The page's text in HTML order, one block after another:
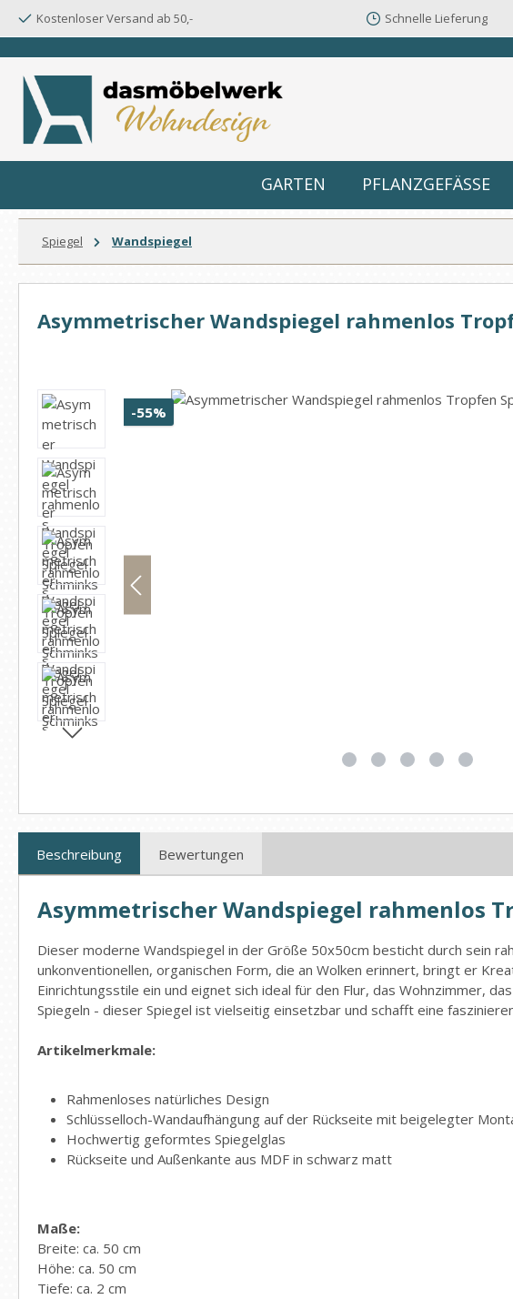
Hauptinhalt springen
Zur Suche springen
Zur Hauptnavigation springen
Kostenloser Versand ab 50,- Schnelle Lieferung
GARTEN PFLANZGEFÄSSE
Spiegel Wandspiegel
Asymmetrischer Wandspiegel rahmenlos
Bildergalerie überspringen
-55% Rabatt
Beschreibung Bewertungen
Asymmetrischer Wandspiegel rahmenlos
Dieser moderne Wandspiegel in der Größe 50x50cm besticht durch sein
unkonventionellen, organischen Form, die an Wolken erinnert, bringt er
Einrichtungsstile ein und eignet sich ideal für den Flur, das Wohnzimmer,
Spiegeln - dieser Spiegel ist vielseitig einsetzbar und schafft eine
Artikelmerkmale:
Rahmenloses natürliches Design
Schlüsselloch-Wandaufhängung auf der Rückseite mit beigelegter
Hochwertig geformtes Spiegelglas
Rückseite und Außenkante aus MDF in schwarz matt
Maße:
Breite: ca. 50 cm
Höhe: ca. 50 cm
Tiefe: ca. 2 cm